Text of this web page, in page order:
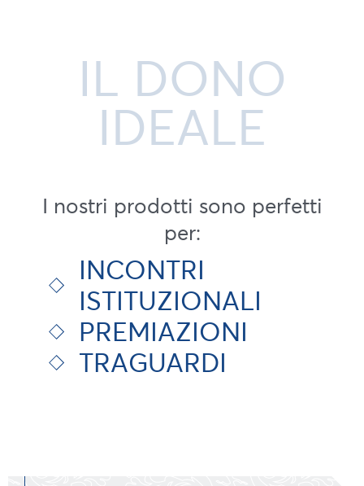
IL DONO
IDEALE
I nostri prodotti sono perfetti
per:
INCONTRI
ISTITUZIONALI
PREMIAZIONI
TRAGUARDI